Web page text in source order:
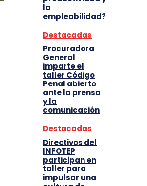
la
empleabilidad?
Destacadas
Procuradora
General
imparte el
taller Código
Penal abierto
ante la prensa
y la
comunicación
Destacadas
Directivos del
INFOTEP
participan en
taller para
impulsar una